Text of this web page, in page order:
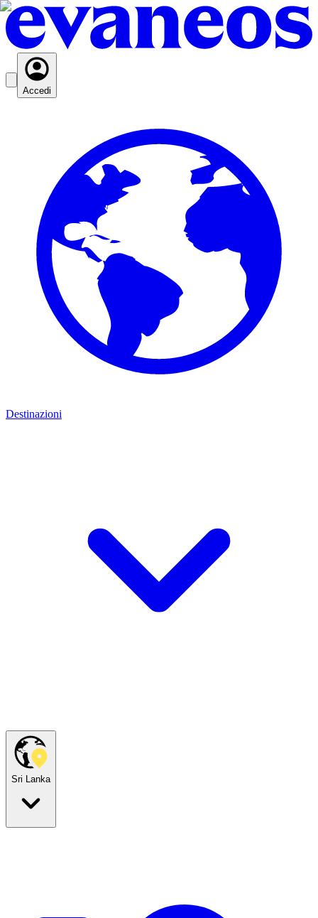
Accedi
Destinazioni
Sri Lanka